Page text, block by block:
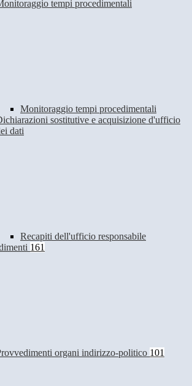
tempi procedimentali
Monitoraggio tempi procedimentali
sostitutive e acquisizione d'ufficio
dati
Recapiti dell'ufficio responsabile
161
organi indirizzo-politico 101